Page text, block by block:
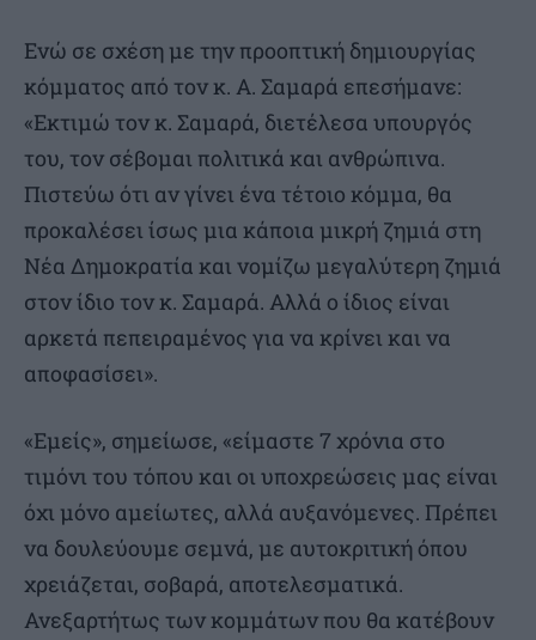
Ενώ σε σχέση με την προοπτική δημιουργίας
κόμματος από τον κ. Α. Σαμαρά επεσήμανε:
«Εκτιμώ τον κ. Σαμαρά, διετέλεσα υπουργός
του, τον σέβομαι πολιτικά και ανθρώπινα.
Πιστεύω ότι αν γίνει ένα τέτοιο κόμμα, θα
προκαλέσει ίσως μια κάποια μικρή ζημιά στη
Νέα Δημοκρατία και νομίζω μεγαλύτερη ζημιά
στον ίδιο τον κ. Σαμαρά. Αλλά ο ίδιος είναι
αρκετά πεπειραμένος για να κρίνει και να
αποφασίσει».
«Εμείς», σημείωσε, «είμαστε 7 χρόνια στο
τιμόνι του τόπου και οι υποχρεώσεις μας είναι
όχι μόνο αμείωτες, αλλά αυξανόμενες. Πρέπει
να δουλεύουμε σεμνά, με αυτοκριτική όπου
χρειάζεται, σοβαρά, αποτελεσματικά.
Ανεξαρτήτως των κομμάτων που θα κατέβουν